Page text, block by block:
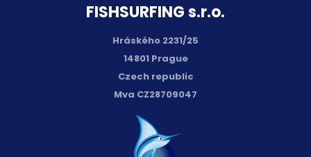
FISH­SURFING s.r.o.
Hráského 2231/25
14801 Prague
Czech republic
Mva CZ28709047